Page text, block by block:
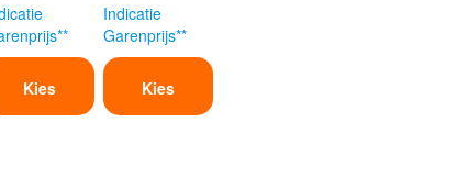
Kies
Indicatie
Garenprijs**
Kies